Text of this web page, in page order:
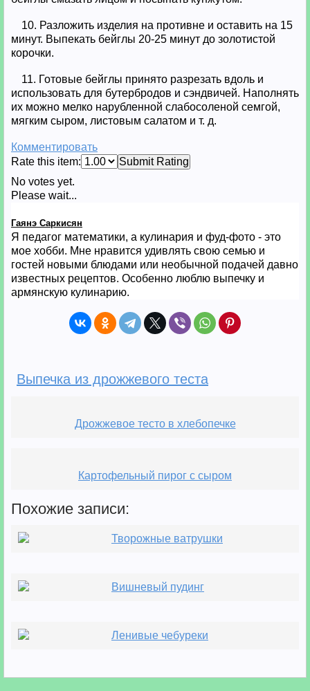
10. Разложить изделия на противне и оставить на 15
минут. Выпекать бейглы 20-25 минут до золотистой
корочки.
11. Готовые бейглы принято разрезать вдоль и
использовать для бутербродов и сэндвичей. Наполнять
их можно мелко нарубленной слабосоленой семгой,
мягким сыром, листовым салатом и т. д.
Комментировать
Rate this item:
Submit Rating
No votes yet.
Please wait...
Гаянэ Саркисян
Я педагог математики, а кулинария и фуд-фото - это
мое хобби. Мне нравится удивлять свою семью и
гостей новыми блюдами или необычной подачей давно
известных рецептов. Особенно люблю выпечку и
армянскую кулинарию.
Выпечка из дрожжевого теста
Дрожжевое тесто в хлебопечке
Картофельный пирог с сыром
Похожие записи:
Творожные ватрушки
Вишневый пудинг
Ленивые чебуреки